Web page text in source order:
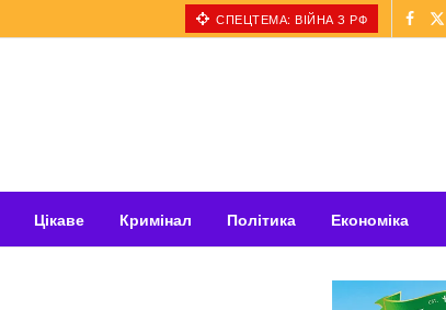
СПЕЦТЕМА: ВІЙНА З РФ
Цікаве Кримінал Політика Економіка